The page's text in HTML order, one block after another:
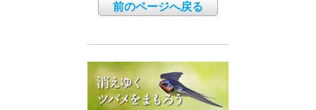
前のページへ戻る